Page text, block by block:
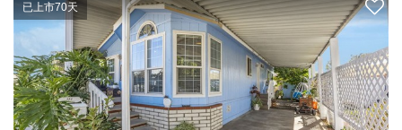
已上市70天